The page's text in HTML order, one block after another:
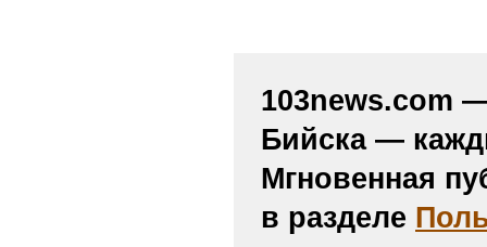
103news.com
Бийска —
Мгновенная
в разделе